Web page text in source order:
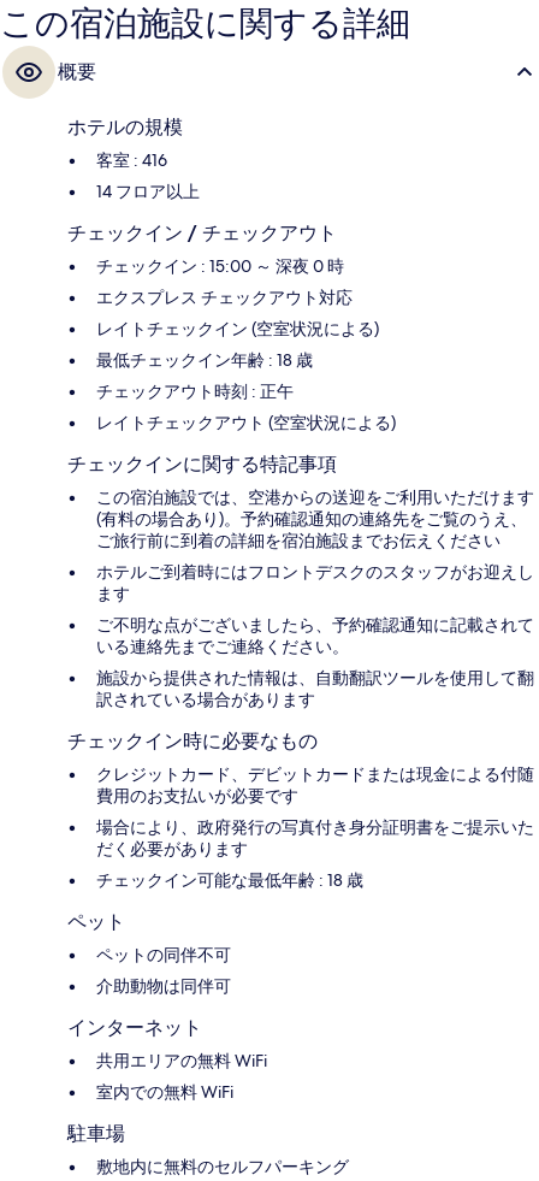
この宿泊施設に関する詳細
概要
ホテルの規模
客室 : 416
14 フロア以上
チェックイン / チェックアウト
チェックイン : 15:00 ～ 深夜 0 時
エクスプレス チェックアウト対応
レイトチェックイン (空室状況による)
最低チェックイン年齢 : 18 歳
チェックアウト時刻 : 正午
レイトチェックアウト (空室状況による)
チェックインに関する特記事項
この宿泊施設では、空港からの送迎をご利用いただけます
(有料の場合あり)。予約確認通知の連絡先をご覧のうえ、
ご旅行前に到着の詳細を宿泊施設までお伝えください
ホテルご到着時にはフロントデスクのスタッフがお迎えし
ます
ご不明な点がございましたら、予約確認通知に記載されて
いる連絡先までご連絡ください。
施設から提供された情報は、自動翻訳ツールを使用して翻
訳されている場合があります
チェックイン時に必要なもの
クレジットカード、デビットカードまたは現金による付随
費用のお支払いが必要です
場合により、政府発行の写真付き身分証明書をご提示いた
だく必要があります
チェックイン可能な最低年齢 : 18 歳
ペット
ペットの同伴不可
介助動物は同伴可
インターネット
共用エリアの無料 WiFi
室内での無料 WiFi
駐車場
敷地内に無料のセルフパーキング